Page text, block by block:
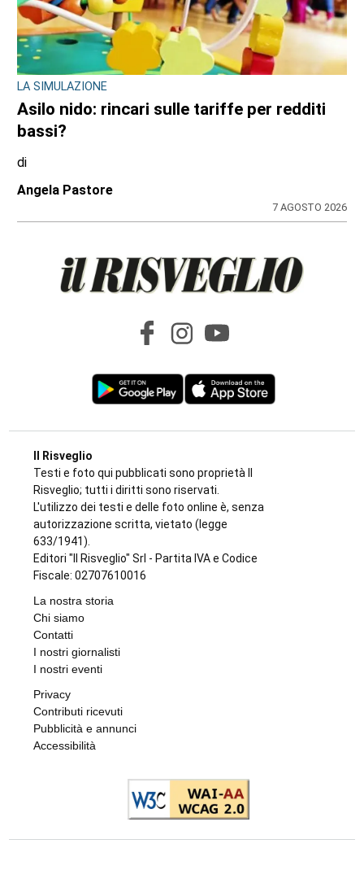
MAXI SEQUESTRO DI STUPEFACENTE
Nelle camere da letto un market della
droga: 33 chili di hashish sotto il letto e nel
frigo. Arrestato 24enne
Redazione
L'EPISODIO LO SCORSO FEBBRAIO
di Ivrea: il Questore di Torino emette 7
misure di prevenzione
Redazione